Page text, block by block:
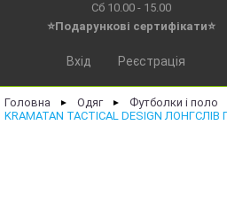
Сб 10.00 - 15.00
⭐Подарункові сертифікати⭐
Вхід Реєстрація
Головна ► Одяг ► Футболки і поло
KRAMATAN TACTICAL DESIGN ЛОНГСЛІВ